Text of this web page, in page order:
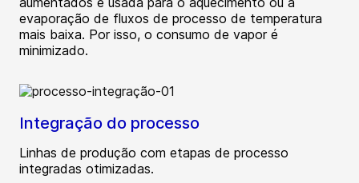
evaporação de fluxos de processo de temperatura
mais baixa. Por isso, o consumo de vapor é
minimizado.
Integração do processo
Linhas de produção com etapas de processo
integradas otimizadas.